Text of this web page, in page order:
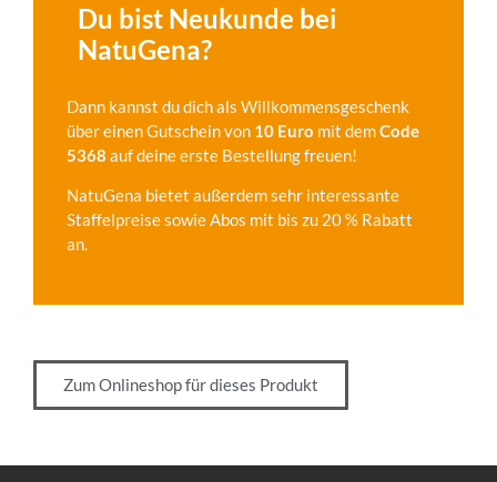
Du bist Neukunde bei
NatuGena?
Dann kannst du dich als Willkommensgeschenk
über einen Gutschein von 10 Euro mit demCode
5368 auf deine erste Bestellung freuen!
NatuGena bietet außerdem sehr interessante
Staffelpreise sowie Abos mit bis zu 20 % Rabatt
an.
Zum Onlineshop für dieses Produkt